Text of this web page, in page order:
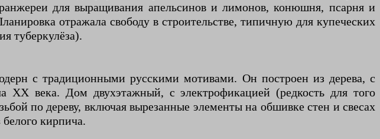
для выращивания апельсинов и лимонов, конюшня, псарня и
отражала свободу в строительстве, типичную для купеческих
туберкулёза).
с традиционными русскими мотивами. Он построен из дерева, с
XX века. Дом двухэтажный, с электрофикацией (редкость для того
по дереву, включая вырезанные элементы на обшивке стен и свесах
кирпича.